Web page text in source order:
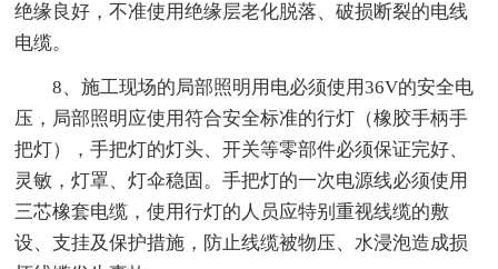
绝缘良好，不准使用绝缘层老化脱落、破损断裂的电线
电缆。
8、施工现场的局部照明用电必须使用36V的安全电
压，局部照明应使用符合安全标准的行灯（橡胶手柄手
把灯），手把灯的灯头、开关等零部件必须保证完好、
灵敏，灯罩、灯伞稳固。手把灯的一次电源线必须使用
三芯橡套电缆，使用行灯的人员应特别重视线缆的敷
设、支挂及保护措施，防止线缆被物压、水浸泡造成损